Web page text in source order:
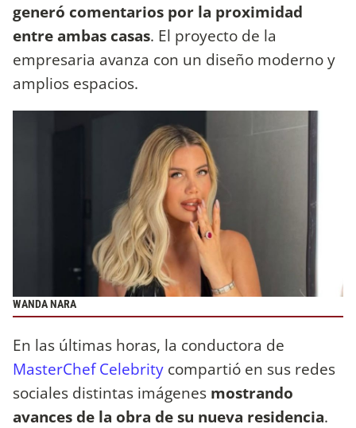
generó comentarios por la proximidad
entre ambas casas. El proyecto de la
empresaria avanza con un diseño moderno y
amplios espacios.
WANDA NARA
En las últimas horas, la conductora de
MasterChef Celebrity compartió en sus redes
sociales distintas imágenes mostrando
avances de la obra de su nueva residencia.